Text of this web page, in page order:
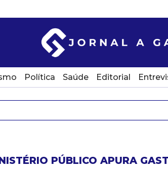
Política Saúde Editorial
PÚBLICO APURA